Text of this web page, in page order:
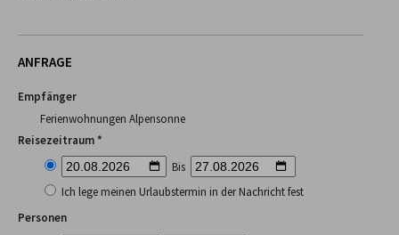
ANFRAGE
Empfänger
Ferienwohnungen Alpensonne
Reisezeitraum *
Bis
Ich lege meinen Urlaubstermin in der Nachricht fest
Personen